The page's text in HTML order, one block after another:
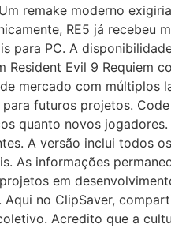
remake moderno
RE5 já recebeu
para PC. A
Evil 9 Requiem
mercado com múltiplos
futuros projetos.
quanto novos
A versão inclui todos
As informações
em
no ClipSaver,
Acredito que a